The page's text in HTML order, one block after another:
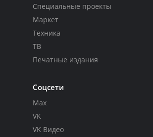
Специальные проекты
Маркет
Техника
ТВ
Печатные издания
Соцсети
Max
VK
VK Видео